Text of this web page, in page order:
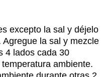
excepto la sal y déjelo
la sal y mezcle
4 lados cada 30
ambiente.